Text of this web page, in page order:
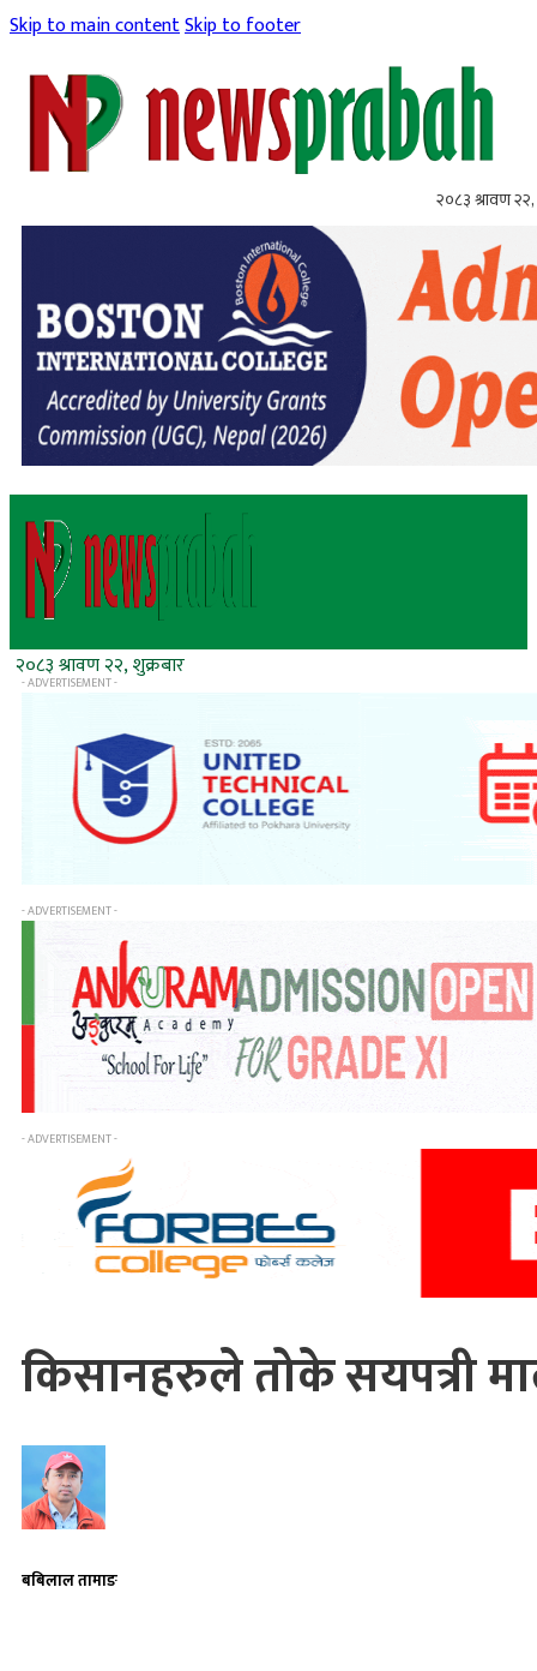
Skip to main contentSkip to footer
२०८३ श्रावण २२,
२०८३ श्रावण २२, शुक्रबार
- ADVERTISEMENT -
- ADVERTISEMENT -
- ADVERTISEMENT -
किसानहरुले तोके सयपत्री
बबिलाल तामाङ